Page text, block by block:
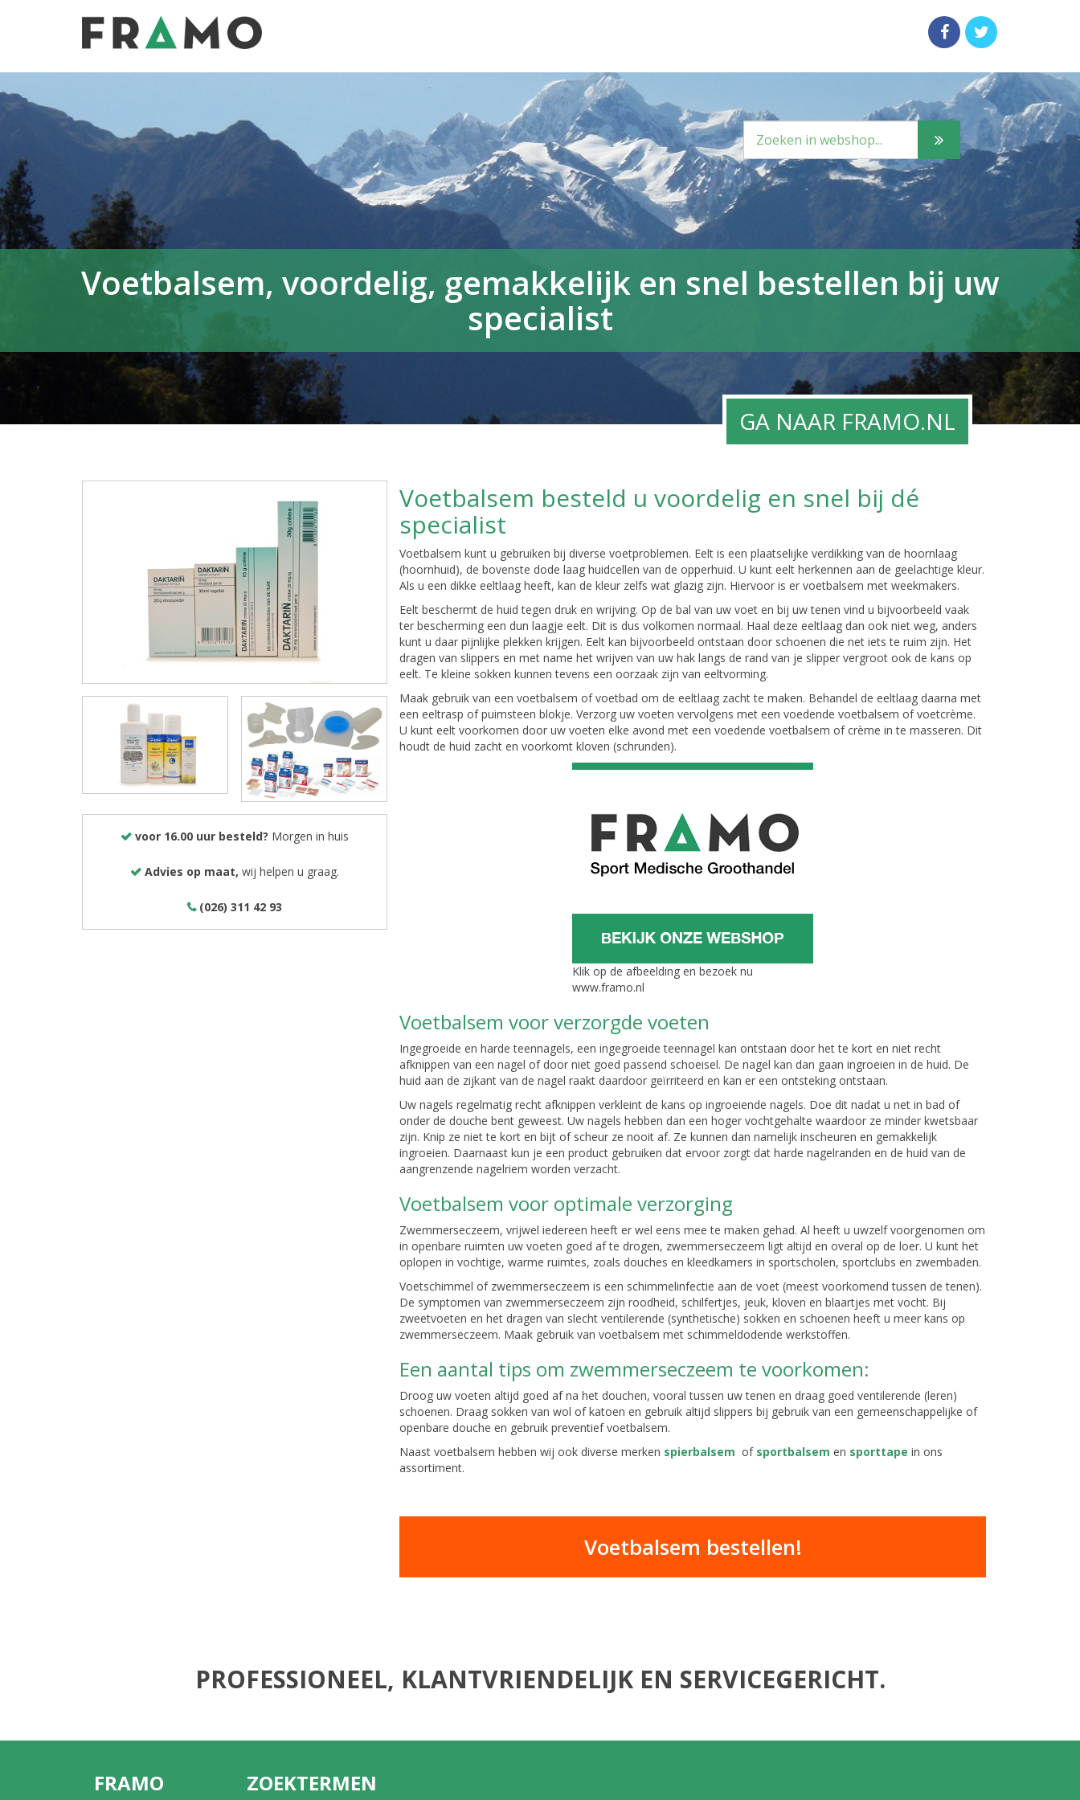
Voetbalsem, voordelig, gemakkelijk en snel bestellen bij uw
specialist
GA NAAR FRAMO.NL
voor 16.00 uur besteld? Morgen in huis
Advies op maat, wij helpen u graag.
(026) 311 42 93
Voetbalsem besteld u voordelig en snel bij dé
specialist
Voetbalsem kunt u gebruiken bij diverse voetproblemen. Eelt is een plaatselijke verdikking van de hoornlaag
(hoornhuid), de bovenste dode laag huidcellen van de opperhuid. U kunt eelt herkennen aan de geelachtige kleur.
Als u een dikke eeltlaag heeft, kan de kleur zelfs wat glazig zijn. Hiervoor is er voetbalsem met weekmakers.
Eelt beschermt de huid tegen druk en wrijving. Op de bal van uw voet en bij uw tenen vind u bijvoorbeeld vaak
ter bescherming een dun laagje eelt. Dit is dus volkomen normaal. Haal deze eeltlaag dan ook niet weg, anders
kunt u daar pijnlijke plekken krijgen. Eelt kan bijvoorbeeld ontstaan door schoenen die net iets te ruim zijn. Het
dragen van slippers en met name het wrijven van uw hak langs de rand van je slipper vergroot ook de kans op
eelt. Te kleine sokken kunnen tevens een oorzaak zijn van eeltvorming.
Maak gebruik van een voetbalsem of voetbad om de eeltlaag zacht te maken. Behandel de eeltlaag daarna met
een eeltrasp of puimsteen blokje. Verzorg uw voeten vervolgens met een voedende voetbalsem of voetcrème.
U kunt eelt voorkomen door uw voeten elke avond met een voedende voetbalsem of crème in te masseren. Dit
houdt de huid zacht en voorkomt kloven (schrunden).
Klik op de afbeelding en bezoek nu
www.framo.nl
Voetbalsem voor verzorgde voeten
Ingegroeide en harde teennagels, een ingegroeide teennagel kan ontstaan door het te kort en niet recht
afknippen van een nagel of door niet goed passend schoeisel. De nagel kan dan gaan ingroeien in de huid. De
huid aan de zijkant van de nagel raakt daardoor geïrriteerd en kan er een ontsteking ontstaan.
Uw nagels regelmatig recht afknippen verkleint de kans op ingroeiende nagels. Doe dit nadat u net in bad of
onder de douche bent geweest. Uw nagels hebben dan een hoger vochtgehalte waardoor ze minder kwetsbaar
zijn. Knip ze niet te kort en bijt of scheur ze nooit af. Ze kunnen dan namelijk inscheuren en gemakkelijk
ingroeien. Daarnaast kun je een product gebruiken dat ervoor zorgt dat harde nagelranden en de huid van de
aangrenzende nagelriem worden verzacht.
Voetbalsem voor optimale verzorging
Zwemmerseczeem, vrijwel iedereen heeft er wel eens mee te maken gehad. Al heeft u uwzelf voorgenomen om
in openbare ruimten uw voeten goed af te drogen, zwemmerseczeem ligt altijd en overal op de loer. U kunt het
oplopen in vochtige, warme ruimtes, zoals douches en kleedkamers in sportscholen, sportclubs en zwembaden.
Voetschimmel of zwemmerseczeem is een schimmelinfectie aan de voet (meest voorkomend tussen de tenen).
De symptomen van zwemmerseczeem zijn roodheid, schilfertjes, jeuk, kloven en blaartjes met vocht. Bij
zweetvoeten en het dragen van slecht ventilerende (synthetische) sokken en schoenen heeft u meer kans op
zwemmerseczeem. Maak gebruik van voetbalsem met schimmeldodende werkstoffen.
Een aantal tips om zwemmerseczeem te voorkomen:
Droog uw voeten altijd goed af na het douchen, vooral tussen uw tenen en draag goed ventilerende (leren)
schoenen. Draag sokken van wol of katoen en gebruik altijd slippers bij gebruik van een gemeenschappelijke of
openbare douche en gebruik preventief voetbalsem.
Naast voetbalsem hebben wij ook diverse merken spierbalsem of sportbalsem en sporttape in ons
assortiment.
Voetbalsem bestellen!
PROFESSIONEEL, KLANTVRIENDELIJK EN SERVICEGERICHT.
FRAMO ZOEKTERMEN